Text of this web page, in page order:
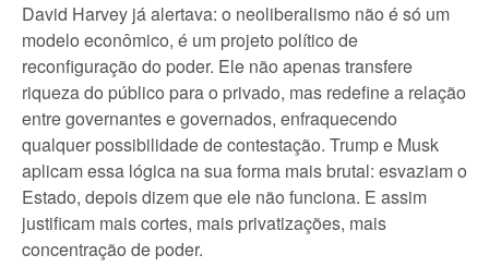
David Harvey já alertava: o neoliberalismo não é só um
modelo econômico, é um projeto político de
reconfiguração do poder. Ele não apenas transfere
riqueza do público para o privado, mas redefine a relação
entre governantes e governados, enfraquecendo
qualquer possibilidade de contestação. Trump e Musk
aplicam essa lógica na sua forma mais brutal: esvaziam o
Estado, depois dizem que ele não funciona. E assim
justificam mais cortes, mais privatizações, mais
concentração de poder.